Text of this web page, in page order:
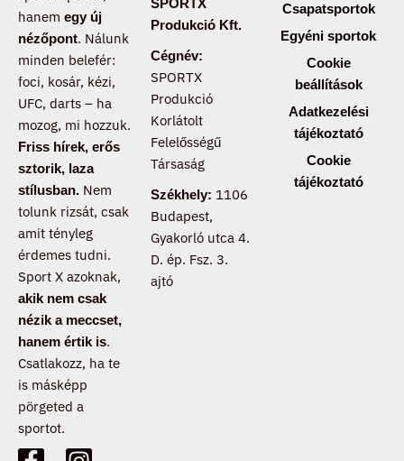
hanem egy új
nézőpont. Nálunk
minden belefér:
foci, kosár, kézi,
UFC, darts – ha
mozog, mi hozzuk.
Friss hírek, erős
sztorik, laza
stílusban. Nem
tolunk rizsát, csak
amit tényleg
érdemes tudni.
Sport X azoknak,
akik nem csak
nézik a meccset,
hanem értik is.
Csatlakozz, ha te
is másképp
pörgeted a
sportot.
F I
T
SPORTX
Produkció Kft.
Cégnév:
SPORTX
Produkció
Korlátolt
Felelősségű
Társaság
Székhely: 1106
Budapest,
Gyakorló utca 4.
D. ép. Fsz. 3.
ajtó
Csapatsportok
Egyéni sportok
Cookie
beállítások
Adatkezelési
tájékoztató
Cookie
tájékoztató